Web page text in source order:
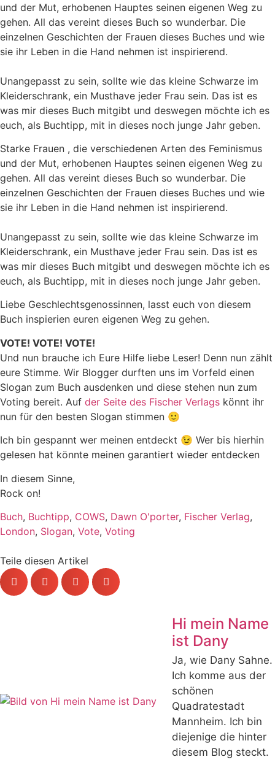
und der Mut, erhobenen Hauptes seinen eigenen Weg zu
gehen. All das vereint dieses Buch so wunderbar. Die
einzelnen Geschichten der Frauen dieses Buches und wie
sie ihr Leben in die Hand nehmen ist inspirierend.
Unangepasst zu sein, sollte wie das kleine Schwarze im
Kleiderschrank, ein Musthave jeder Frau sein. Das ist es
was mir dieses Buch mitgibt und deswegen möchte ich es
euch, als Buchtipp, mit in dieses noch junge Jahr geben.
Starke Frauen , die verschiedenen Arten des Feminismus
und der Mut, erhobenen Hauptes seinen eigenen Weg zu
gehen. All das vereint dieses Buch so wunderbar. Die
einzelnen Geschichten der Frauen dieses Buches und wie
sie ihr Leben in die Hand nehmen ist inspirierend.
Unangepasst zu sein, sollte wie das kleine Schwarze im
Kleiderschrank, ein Musthave jeder Frau sein. Das ist es
was mir dieses Buch mitgibt und deswegen möchte ich es
euch, als Buchtipp, mit in dieses noch junge Jahr geben.
Liebe Geschlechtsgenossinnen, lasst euch von diesem
Buch inspierien euren eigenen Weg zu gehen.
VOTE! VOTE! VOTE!
Und nun brauche ich Eure Hilfe liebe Leser! Denn nun zählt
eure Stimme. Wir Blogger durften uns im Vorfeld einen
Slogan zum Buch ausdenken und diese stehen nun zum
Voting bereit. Auf der Seite des Fischer Verlags könnt ihr
nun für den besten Slogan stimmen 🙂
Ich bin gespannt wer meinen entdeckt 😉 Wer bis hierhin
gelesen hat könnte meinen garantiert wieder entdecken
In diesem Sinne,
Rock on!
Buch, Buchtipp, COWS, Dawn O'porter, Fischer Verlag,
London, Slogan, Vote, Voting
Teile diesen Artikel
Hi mein Name
ist Dany
Ja, wie Dany Sahne.
Ich komme aus der
schönen
Quadratestadt
Mannheim. Ich bin
diejenige die hinter
diesem Blog steckt.